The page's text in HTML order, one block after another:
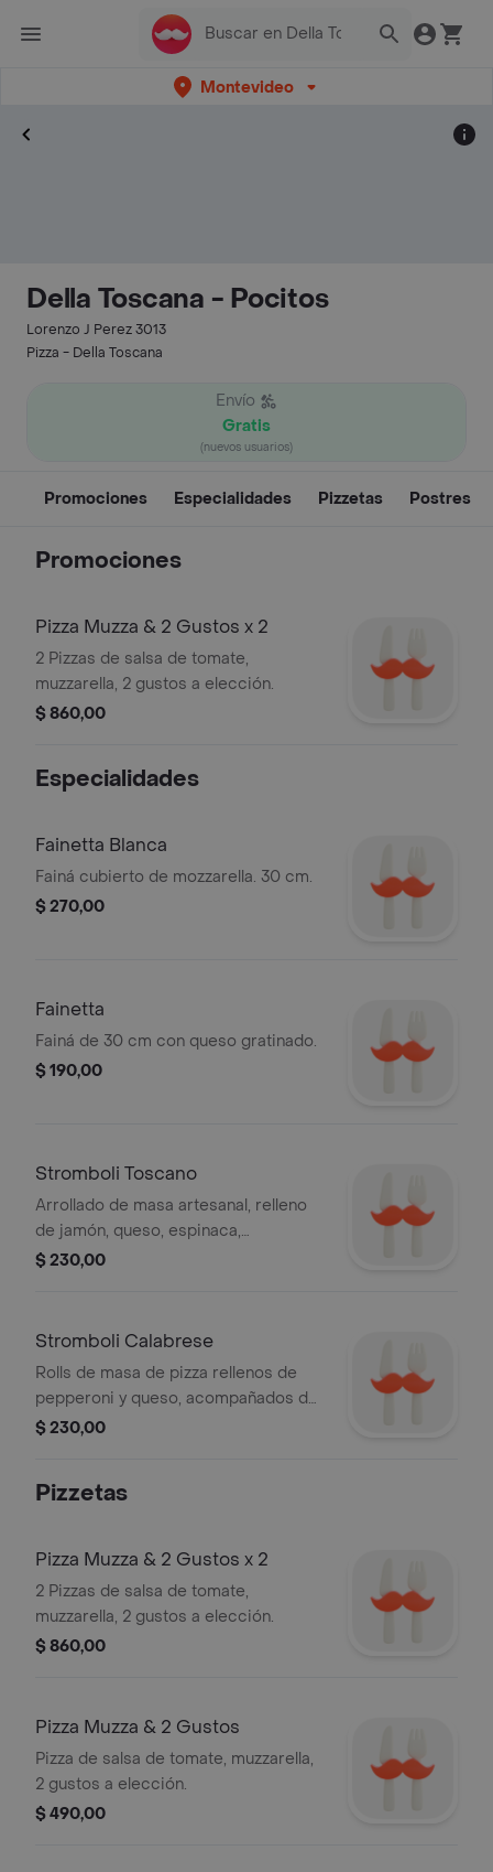
Montevideo
Della Toscana - Pocitos
Lorenzo J Perez 3013
Pizza - Della Toscana
Envío
Gratis
(nuevos usuarios)
Promociones Especialidades Pizzetas Postres
Promociones
Pizza Muzza & 2 Gustos x 2
2 Pizzas de salsa de tomate,
muzzarella, 2 gustos a elección.
$ 860,00
Especialidades
Fainetta Blanca
Fainá cubierto de mozzarella. 30 cm.
$ 270,00
Fainetta
Fainá de 30 cm con queso gratinado.
$ 190,00
Stromboli Toscano
Arrollado de masa artesanal, relleno
de jamón, queso, espinaca,
muzzarella.
$ 230,00
Stromboli Calabrese
Rolls de masa de pizza rellenos de
pepperoni y queso, acompañados de
salsa para mojar.
$ 230,00
Pizzetas
Pizza Muzza & 2 Gustos x 2
2 Pizzas de salsa de tomate,
muzzarella, 2 gustos a elección.
$ 860,00
Pizza Muzza & 2 Gustos
Pizza de salsa de tomate, muzzarella,
2 gustos a elección.
$ 490,00